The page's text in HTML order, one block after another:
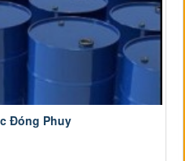
Đóng Phuy